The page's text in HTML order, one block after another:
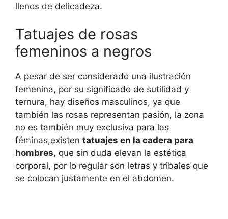
llenos de delicadeza.
Tatuajes de rosas
femeninos a negros
A pesar de ser considerado una ilustración
femenina, por su significado de sutilidad y
ternura, hay diseños masculinos, ya que
también las rosas representan pasión, la zona
no es también muy exclusiva para las
féminas,existen tatuajes en la cadera para
hombres, que sin duda elevan la estética
corporal, por lo regular son letras y tribales que
se colocan justamente en el abdomen.